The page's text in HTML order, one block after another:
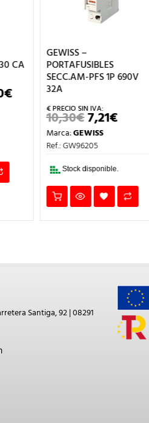
CA
€EL
PRECIO
ACTUAL
100,80€.
GEWISS –
PORTAFUSIBLES
SECC.AM-PFS 1P 690V
32A
10,30€EL
PRECIO
ORIGINAL
ERA:
7,21€EL
PRECIO
Marca:GEWISS
Ref.: GW96205
Stock disponible.
Santiga, 92 | 08291